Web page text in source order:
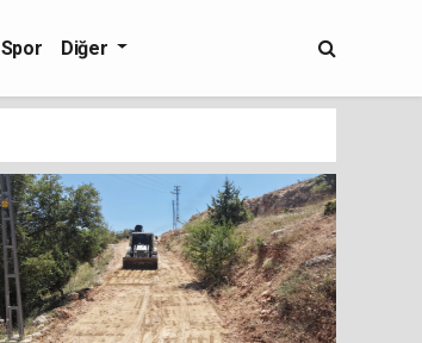
Spor Diğer